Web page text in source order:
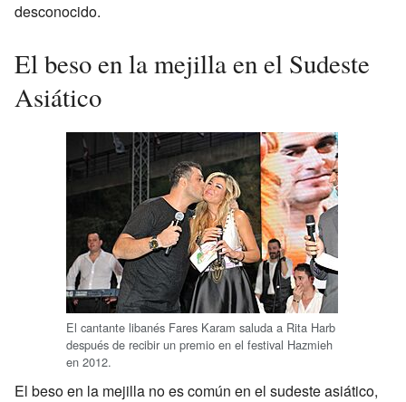
desconocido.
El beso en la mejilla en el Sudeste
Asiático
El cantante libanés Fares Karam saluda a Rita Harb
después de recibir un premio en el festival Hazmieh
en 2012.
El beso en la mejilla no es común en el sudeste asiático,